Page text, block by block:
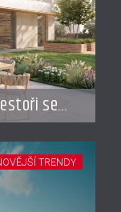
se
top
milionů
TRENDY